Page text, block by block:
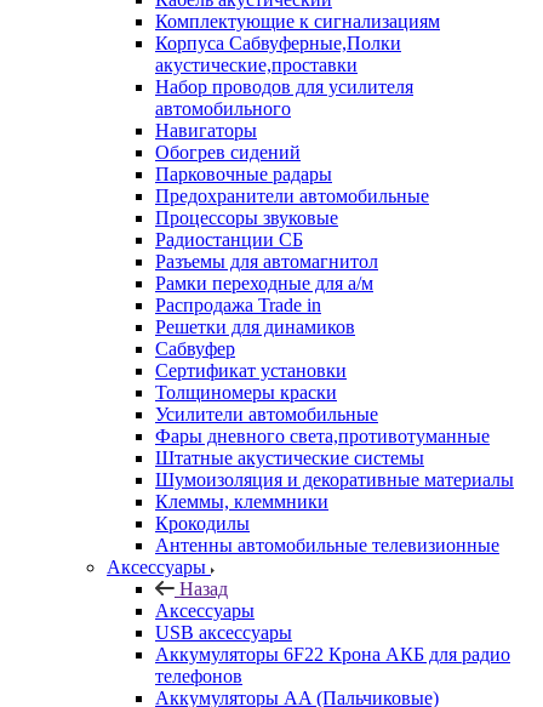
Комплектующие к сигнализациям
Корпуса Сабвуферные,Полки
акустические,проставки
Набор проводов для усилителя
автомобильного
Навигаторы
Обогрев сидений
Парковочные радары
Предохранители автомобильные
Процессоры звуковые
Радиостанции СБ
Разъемы для автомагнитол
Рамки переходные для а/м
Распродажа Trade in
Решетки для динамиков
Сабвуфер
Сертификат установки
Толщиномеры краски
Усилители автомобильные
Фары дневного света,противотуманные
Штатные акустические системы
Шумоизоляция и декоративные материалы
Клеммы, клеммники
Крокодилы
Антенны автомобильные телевизионные
Аксессуары
Назад
Аксессуары
USB аксессуары
Аккумуляторы 6F22 Крона АКБ для радио
телефонов
Аккумуляторы AA (Пальчиковые)